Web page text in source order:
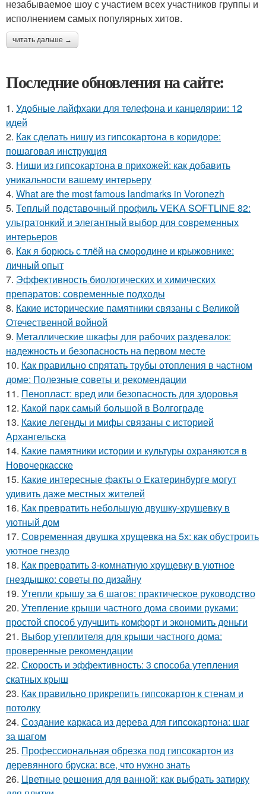
незабываемое шоу с участием всех участников группы и
исполнением самых популярных хитов.
читать дальше →
Последние обновления на сайте:
1. Удобные лайфхаки для телефона и канцелярии: 12
идей
2. Как сделать нишу из гипсокартона в коридоре:
пошаговая инструкция
3. Ниши из гипсокартона в прихожей: как добавить
уникальности вашему интерьеру
4. What are the most famous landmarks in Voronezh
5. Теплый подставочный профиль VEKA SOFTLINE 82:
ультратонкий и элегантный выбор для современных
интерьеров
6. Как я борюсь с тлёй на смородине и крыжовнике:
личный опыт
7. Эффективность биологических и химических
препаратов: современные подходы
8. Какие исторические памятники связаны с Великой
Отечественной войной
9. Металлические шкафы для рабочих раздевалок:
надежность и безопасность на первом месте
10. Как правильно спрятать трубы отопления в частном
доме: Полезные советы и рекомендации
11. Пенопласт: вред или безопасность для здоровья
12. Какой парк самый большой в Волгограде
13. Какие легенды и мифы связаны с историей
Архангельска
14. Какие памятники истории и культуры охраняются в
Новочеркасске
15. Какие интересные факты о Екатеринбурге могут
удивить даже местных жителей
16. Как превратить небольшую двушку-хрущевку в
уютный дом
17. Современная двушка хрущевка на 5х: как обустроить
уютное гнездо
18. Как превратить 3-комнатную хрущевку в уютное
гнездышко: советы по дизайну
19. Утепли крышу за 6 шагов: практическое руководство
20. Утепление крыши частного дома своими руками:
простой способ улучшить комфорт и экономить деньги
21. Выбор утеплителя для крыши частного дома:
проверенные рекомендации
22. Скорость и эффективность: 3 способа утепления
скатных крыш
23. Как правильно прикрепить гипсокартон к стенам и
потолку
24. Создание каркаса из дерева для гипсокартона: шаг
за шагом
25. Профессиональная обрезка под гипсокартон из
деревянного бруска: все, что нужно знать
26. Цветные решения для ванной: как выбрать затирку